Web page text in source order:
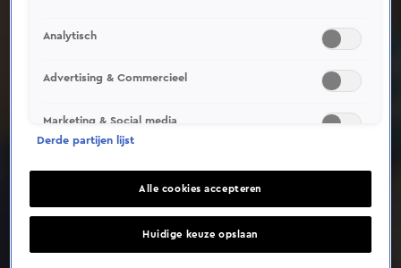
Deze video is niet beschikbaar op je huidige locatie
Analytisch
Advertising & Commercieel
Marketing & Social media
Derde partijen lijst
Alle cookies accepteren
Huidige keuze opslaan